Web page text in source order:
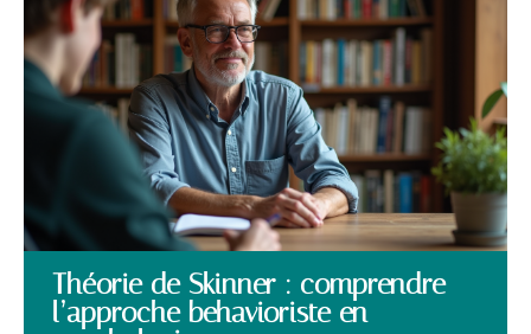
Théorie de Skinner : comprendre
l’approche behavioriste en